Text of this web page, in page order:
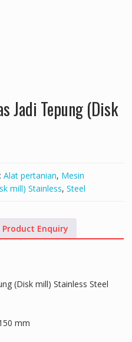
Jadi Tepung (Disk
Alat pertanian, Mesin
mill) Stainless, Steel
Product Enquiry
(Disk mill) Stainless Steel
mm